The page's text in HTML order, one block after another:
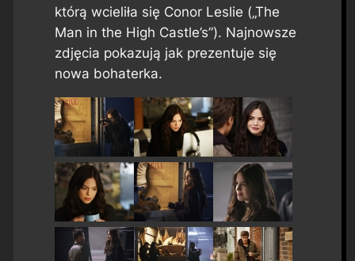
którą wcieliła się Conor Leslie („The
Man in the High Castle’s”). Najnowsze
zdjęcia pokazują jak prezentuje się
nowa bohaterka.